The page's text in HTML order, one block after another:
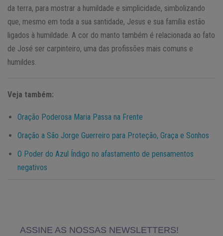
da terra, para mostrar a humildade e simplicidade, simbolizando
que, mesmo em toda a sua santidade, Jesus e sua família estão
ligados à humildade. A cor do manto também é relacionada ao fato
de José ser carpinteiro, uma das profissões mais comuns e
humildes.
Veja também:
Oração Poderosa Maria Passa na Frente
Oração a São Jorge Guerreiro para Proteção, Graça e Sonhos
O Poder do Azul Índigo no afastamento de pensamentos
negativos